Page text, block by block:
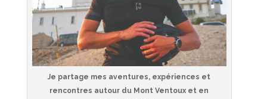
Je partage mes aventures, expériences et
rencontres autour du Mont Ventoux et en